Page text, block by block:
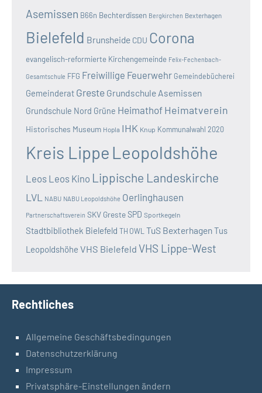
Asemissen B66n Bechterdissen Bergkirchen Bexterhagen
Bielefeld Brunsheide CDU Corona
evangelisch-reformierte Kirchengemeinde Felix-Fechenbach-
Gesamtschule FFG Freiwillige Feuerwehr Gemeindebücherei
Gemeinderat Greste Grundschule Asemissen
Grundschule Nord Grüne Heimathof Heimatverein
Historisches Museum Hopla IHK Knup Kommunalwahl 2020
Kreis Lippe Leopoldshöhe
Leos Leos Kino Lippische Landeskirche
LVL NABU NABU Leopoldshöhe Oerlinghausen
Partnerschaftsverein SKV GresteSPD Sportkegeln
Stadtbibliothek Bielefeld TH OWL TuS BexterhagenTus
Leopoldshöhe VHS Bielefeld VHS Lippe-West
Rechtliches
Allgemeine Geschäftsbedingungen
Datenschutzerklärung
Impressum
Privatsphäre-Einstellungen ändern